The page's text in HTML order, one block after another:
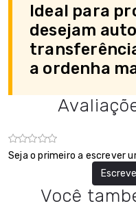
Ideal para
desejam
a ordenha
Seja o primeiro a escrever
Você